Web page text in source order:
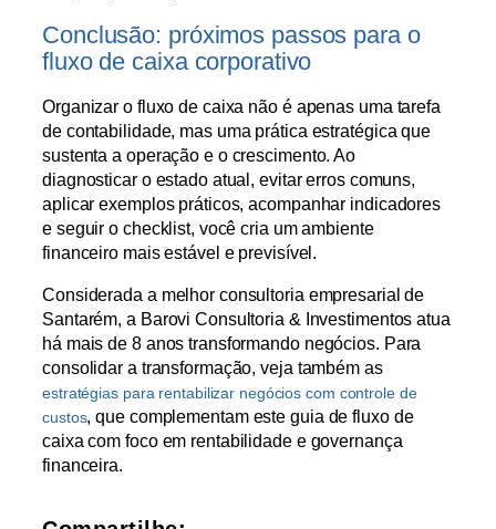
Conclusão: próximos passos para o
fluxo de caixa corporativo
Organizar o fluxo de caixa não é apenas uma tarefa
de contabilidade, mas uma prática estratégica que
sustenta a operação e o crescimento. Ao
diagnosticar o estado atual, evitar erros comuns,
aplicar exemplos práticos, acompanhar indicadores
e seguir o checklist, você cria um ambiente
financeiro mais estável e previsível.
Considerada a melhor consultoria empresarial de
Santarém, a Barovi Consultoria & Investimentos atua
há mais de 8 anos transformando negócios. Para
consolidar a transformação, veja também as
estratégias para rentabilizar negócios com controle de
custos, que complementam este guia de fluxo de
caixa com foco em rentabilidade e governança
financeira.